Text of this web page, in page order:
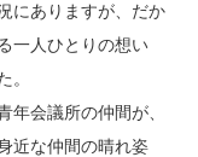
にありますが、だか
一人ひとりの想い
。
年会議所の仲間が、
近な仲間の晴れ姿